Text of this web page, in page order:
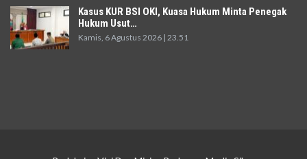
Kasus KUR BSI OKI, Kuasa Hukum Minta Penegak
Hukum Usut…
Kamis, 6 Agustus 2026 | 23.51